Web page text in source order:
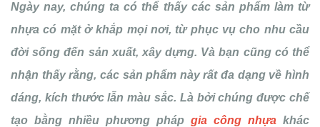
Ngày nay, chúng ta có thể thấy các sản phẩm làm từ
nhựa có mặt ở khắp mọi nơi, từ phục vụ cho nhu cầu
đời sống đến sản xuất, xây dựng. Và bạn cũng có thể
nhận thấy rằng, các sản phẩm này rất đa dạng về hình
dáng, kích thước lẫn màu sắc. Là bởi chúng được chế
tạo bằng nhiều phương pháp gia công nhựa khác